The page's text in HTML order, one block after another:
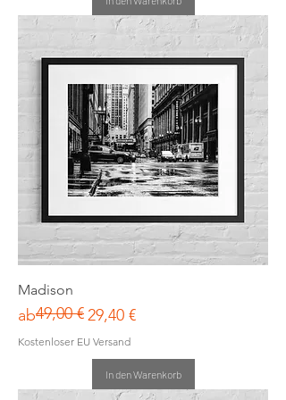
Madison
ab
Standardpreis
49,00 €29,40 €
Sale-Preis
Kostenloser EU Versand
In den Warenkorb